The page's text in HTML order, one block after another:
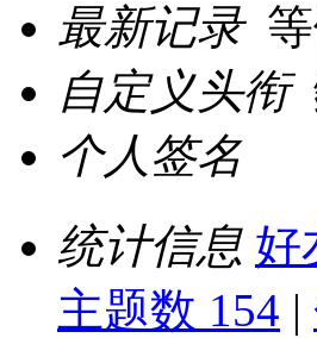
最新记录
自定义头衔
个人签名
统计信息 好
主题数 154 |